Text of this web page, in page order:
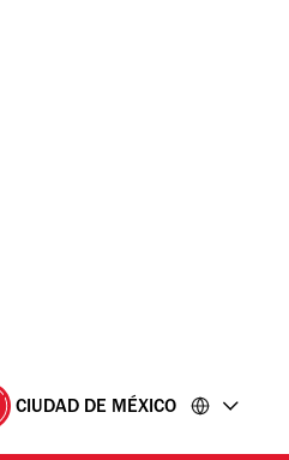
CIUDAD DE MÉXICO